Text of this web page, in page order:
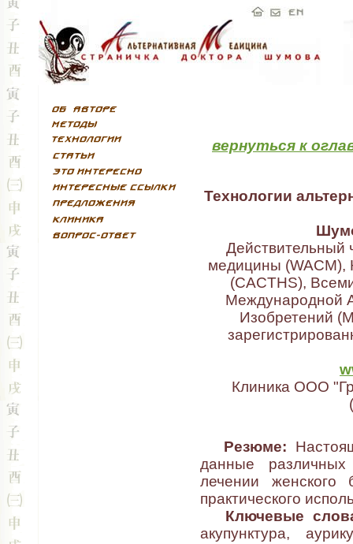
вернуться к
Технологии
Действительный
медицины (WACM),
(CACTHS),
Международной
Изобретений
Клиника ООО
Резюме:
данные
лечении женского
практического
Ключевые
акупунктура,